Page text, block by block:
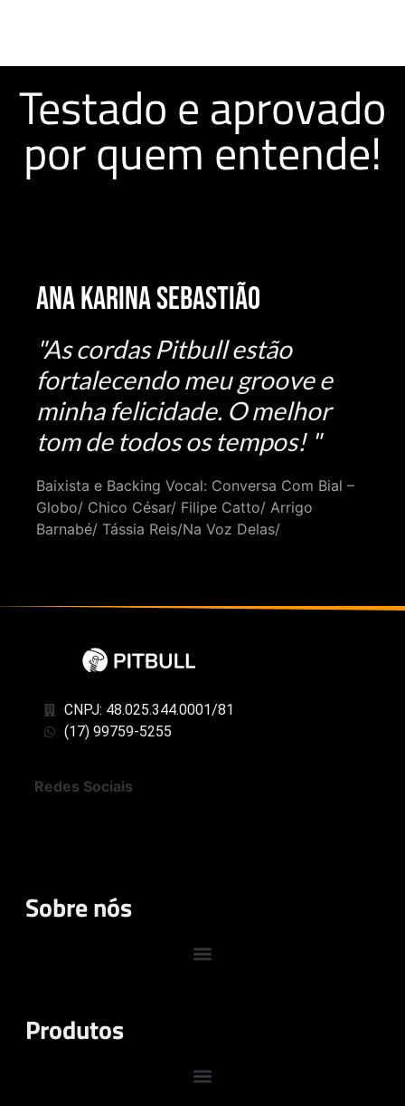
Testado e aprovado
por quem entende!
Ana Karina Sebastião
"As cordas Pitbull estão
fortalecendo meu groove e
minha felicidade. O melhor
tom de todos os tempos! "
Baixista e Backing Vocal: Conversa Com Bial –
Globo/ Chico César/ Filipe Catto/ Arrigo
Barnabé/ Tássia Reis/Na Voz Delas/
CNPJ: 48.025.344.0001/81
(17) 99759-5255
Redes Sociais
Sobre nós
Produtos